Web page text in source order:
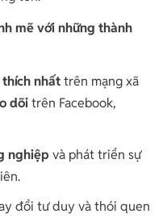
mẽ với những thành
nhấttrên mạng xã
dõitrên Facebook,
nghiệpvà phát triển sự
đổi tư duy và thói quen